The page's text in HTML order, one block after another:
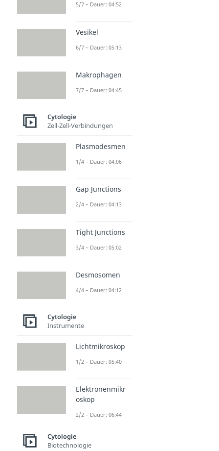
5/7 – Dauer: 04:52
Vesikel
6/7 – Dauer: 05:13
Makrophagen
7/7 – Dauer: 04:45
Cytologie
Zell-Zell-Verbindungen
Plasmodesmen
1/4 – Dauer: 04:06
Gap Junctions
2/4 – Dauer: 04:13
Tight Junctions
3/4 – Dauer: 05:02
Desmosomen
4/4 – Dauer: 04:12
Cytologie
Instrumente
Lichtmikroskop
1/2 – Dauer: 05:40
Elektronenmikr
oskop
2/2 – Dauer: 06:44
Cytologie
Biotechnologie